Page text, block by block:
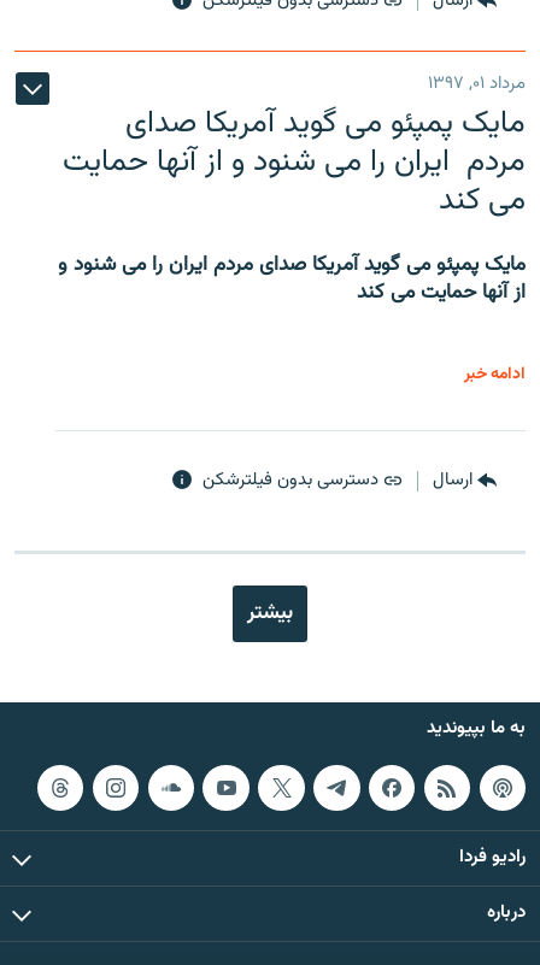
مرداد ۰۱, ۱۳۹۷
مایک پمپئو می گوید آمریکا صدای
مردم ایران را می شنود و از آنها حمایت
می کند
مایک پمپئو می گوید آمریکا صدای مردم ایران را می شنود و
از آنها حمایت می کند
ادامه خبر
ارسال دسترسی بدون فیلترشکن
بیشتر
به ما بپیوندید
رادیو فردا
درباره